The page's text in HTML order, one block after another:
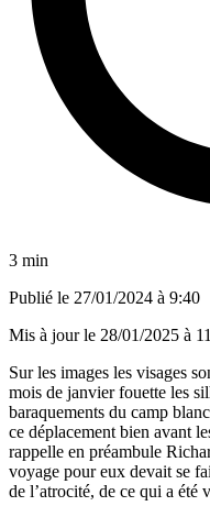
3 min
Publié le 27/01/2024 à 9:40
Mis à jour le 28/01/2025 à
Sur les images les visages
mois de janvier fouette les
baraquements du camp
ce déplacement bien avant
rappelle en préambule
voyage pour eux devait se
de l’atrocité, de ce qui a été